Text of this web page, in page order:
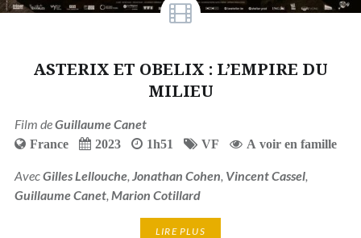
ASTERIX ET OBELIX : L’EMPIRE DU
MILIEU
Film deGuillaume Canet
France 2023 1h51 VF A voir en famille
AvecGilles Lellouche, Jonathan Cohen, Vincent Cassel,
Guillaume Canet, Marion Cotillard
LIRE PLUS